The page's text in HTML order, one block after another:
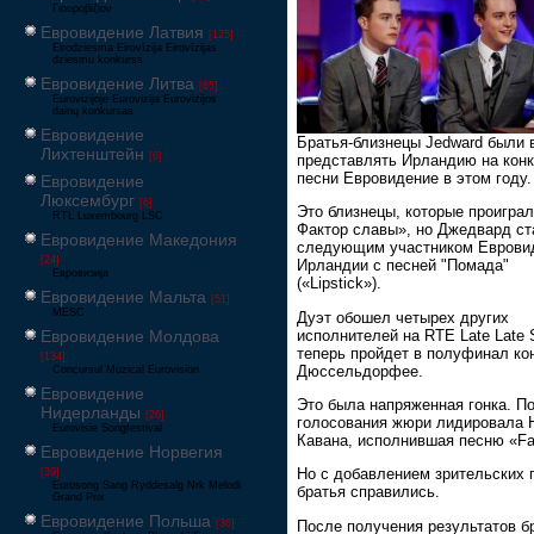
Γιουροβίζιον
Евровидение Латвия [125]
Eirodziesma Eirovīzija Eirovīzijas
dziesmu konkurss
Евровидение Литва [65]
Eurovizijoje Eurovizija Eurovizijos
dainų konkursas
Евровидение
Лихтенштейн [6]
Евровидение
Люксембург [6]
RTL Luxembourg LSC
Евровидение Македония
[24]
Евровизија
Евровидение Мальта [51]
MESC
Евровидение Молдова
[134]
Concursul Muzical Eurovision
Евровидение
Нидерланды [26]
Eurovisie Songfestival
Евровидение Норвегия
[39]
Eurosong Sang Ryddesalg Nrk Melodi
Grand Prix
Евровидение Польша [36]
Братья-близнецы Jedward были
представлять Ирландию на
песни Евровидение в этом году.
Это близнецы, которые
Фактор славы», но Джедвард
следующим участником
Ирландии с песней "Помада"
(«Lipstick»).
Дуэт обошел четырех других
исполнителей на RTE Late Late
теперь пройдет в полуфинал
Дюссельдорфее.
Это была напряженная гонка.
голосования жюри лидировала
Кавана, исполнившая песню
Но с добавлением зрительских
братья справились.
После получения результатов